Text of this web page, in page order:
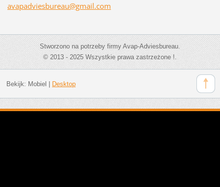
avapadviesbureau@gmail.com
Stworzono na potrzeby firmy Avap-Adviesbureau.
© 2013 - 2025 Wszystkie prawa zastrzeżone !.
Bekijk: Mobiel Desktop